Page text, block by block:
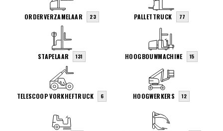
ORDERVERZAMELAAR 23 PALLETTRUCK 77
STAPELAAR 131 HOOGBOUWMACHINE 15
TELESCOOP VORKHEFTRUCK 6 HOOGWERKERS 12